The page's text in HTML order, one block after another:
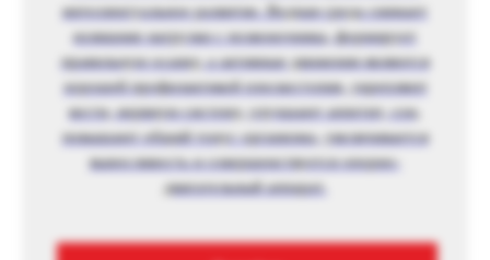
интеллектуальное развитие. Водная среда снимает
излишние нагрузки с позвоночника, формирует
правильную осанку, а активные движения являются
хорошей профилактикой плоскостопия, укрепляют
кости, нервную систему, улучшают аппетит, сон,
повышают общий тонус организма, увеличивается
выносливость и совершенствуется опорно-
двигательный аппарат.